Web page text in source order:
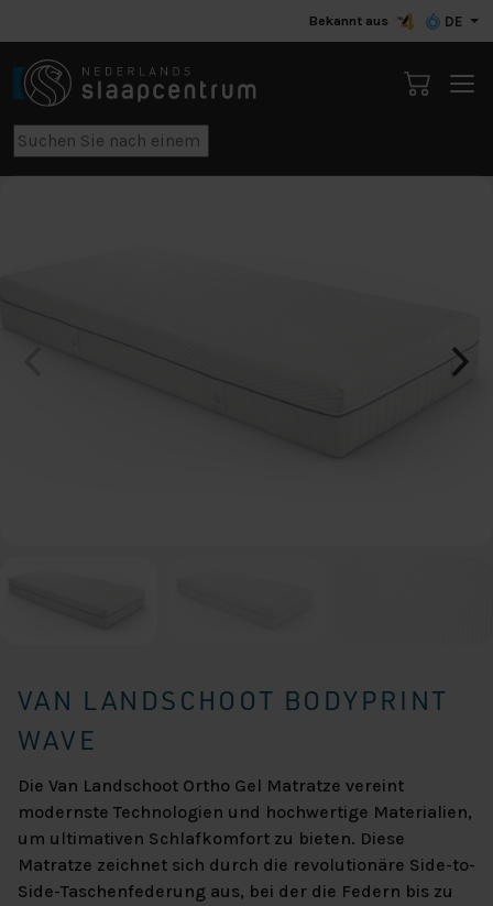
Bekannt aus DE
VAN LANDSCHOOT BODYPRINT
WAVE
Die Van Landschoot Ortho Gel Matratze vereint
modernste Technologien und hochwertige Materialien,
um ultimativen Schlafkomfort zu bieten. Diese
Matratze zeichnet sich durch die revolutionäre Side-to-
Side-Taschenfederung aus, bei der die Federn bis zu